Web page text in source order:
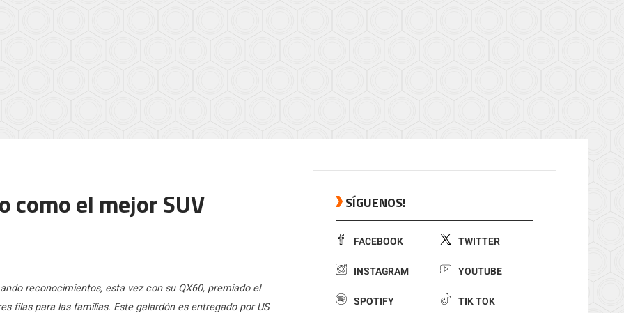
como el mejor SUV
reconocimientos, esta vez con su QX60, premiado el
filas para las familias. Este galardón es entregado por US
SÍGUENOS!
FACEBOOK TWITTER
INSTAGRAM YOUTUBE
SPOTIFY TIK TOK